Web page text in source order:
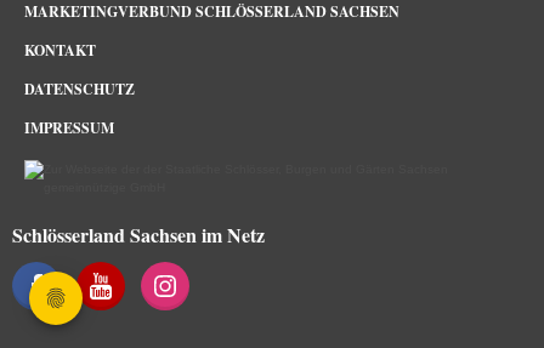
MARKETINGVERBUND SCHLÖSSERLAND SACHSEN
KONTAKT
DATENSCHUTZ
IMPRESSUM
Schlösserland Sachsen im Netz